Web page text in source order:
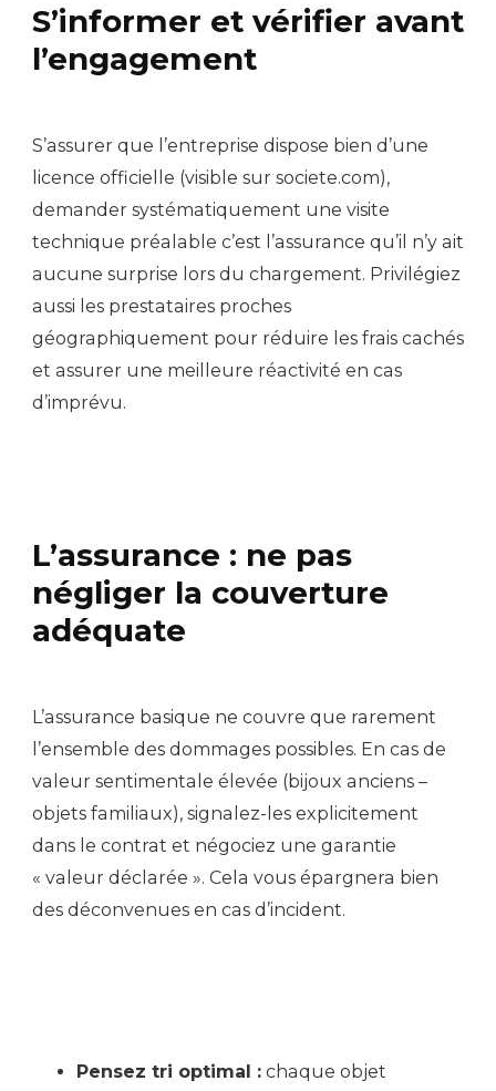
S’informer et vérifier avant
l’engagement
S’assurer que l’entreprise dispose bien d’une
licence officielle (visible sur societe.com),
demander systématiquement une visite
technique préalable c’est l’assurance qu’il n’y ait
aucune surprise lors du chargement. Privilégiez
aussi les prestataires proches
géographiquement pour réduire les frais cachés
et assurer une meilleure réactivité en cas
d’imprévu.
L’assurance : ne pas
négliger la couverture
adéquate
L’assurance basique ne couvre que rarement
l’ensemble des dommages possibles. En cas de
valeur sentimentale élevée (bijoux anciens –
objets familiaux), signalez-les explicitement
dans le contrat et négociez une garantie
« valeur déclarée ». Cela vous épargnera bien
des déconvenues en cas d’incident.
Pensez tri optimal : chaque objet